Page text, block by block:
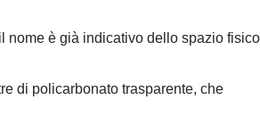
nome è già indicativo dello spazio
di policarbonato trasparente, che